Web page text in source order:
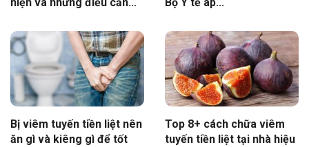
hiện và những điều cần...
Bộ Y tế áp...
Bị viêm tuyến tiền liệt nên
ăn gì và kiêng gì để tốt
Top 8+ cách chữa viêm
tuyến tiền liệt tại nhà hiệu